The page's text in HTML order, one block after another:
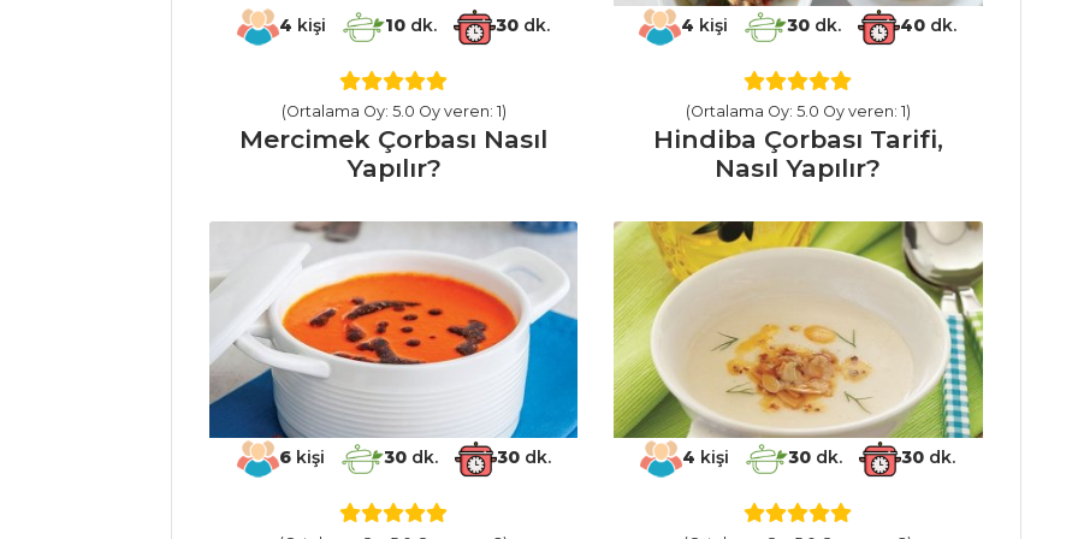
Masterchef Tüm
4 kişi 10 dk. 30 dk.
(Ortalama Oy: 5.0 Oy veren: 1)
Mercimek Çorbası Nasıl
Yapılır?
4 kişi 30 dk. 40 dk.
(Ortalama Oy: 5.0 Oy veren: 1)
Hindiba Çorbası Tarifi,
Nasıl Yapılır?
6kişi 30dk. 30dk. 4 kişi 30 dk. 30 dk.